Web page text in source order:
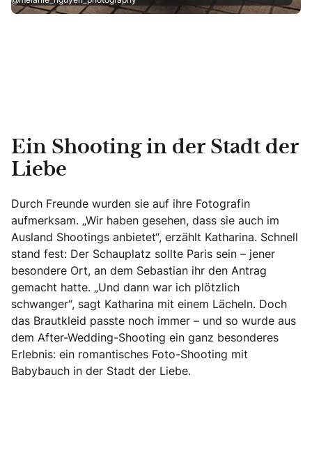
Ein Shooting in der Stadt der
Liebe
Durch Freunde wurden sie auf ihre Fotografin
aufmerksam. „Wir haben gesehen, dass sie auch im
Ausland Shootings anbietet“, erzählt Katharina. Schnell
stand fest: Der Schauplatz sollte Paris sein – jener
besondere Ort, an dem Sebastian ihr den Antrag
gemacht hatte. „Und dann war ich plötzlich
schwanger“, sagt Katharina mit einem Lächeln. Doch
das Brautkleid passte noch immer – und so wurde aus
dem After-Wedding-Shooting ein ganz besonderes
Erlebnis: ein romantisches Foto-Shooting mit
Babybauch in der Stadt der Liebe.